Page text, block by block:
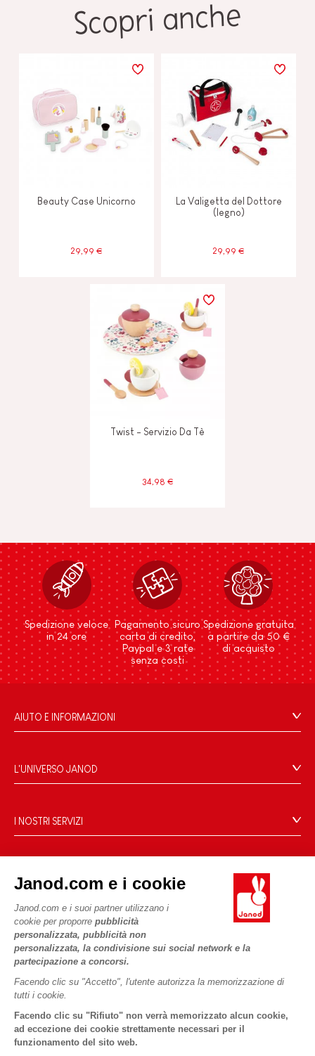
Janod.com e i cookie
Janod.com e i suoi partner utilizzano i
cookie per proporre pubblicità
personalizzata, pubblicità non
personalizzata, la condivisione sui social network e la
partecipazione a concorsi.
Facendo clic su "Accetto", l'utente autorizza la memorizzazione di
tutti i cookie.
Facendo clic su "Rifiuto" non verrà memorizzato alcun cookie,
ad eccezione dei cookie strettamente necessari per il
funzionamento del sito web.
Scopri anche
Beauty Case Unicorno
29,99 €
La Valigetta del Dottore
(legno)
29,99 €
Twist - Servizio Da Tè
34,98 €
Spedizione veloce
in 24 ore
Pagamento sicuro
carta di credito,
Paypal e 3 rate
senza costi
Spedizione gratuita
a partire da 50 €
di acquisto
AIUTO E INFORMAZIONI
Domande Frequenti
Contatti
Richiamo prodotti
Cookies
Termini delle offerte
Condizioni d'uso #YesJanod
L'UNIVERSO JANOD
Le nostre attività
Impegni di RSI
Cos'è FSC®?
I NOSTRI SERVIZI
Spedizione
Video
Regole di gioco e istruzioni
Pezzi staccati
SEGUICI